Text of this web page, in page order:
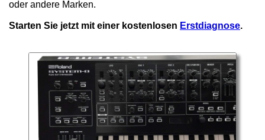
oder andere Marken.
Starten Sie jetzt mit einer kostenlosen Erstdiagnose.